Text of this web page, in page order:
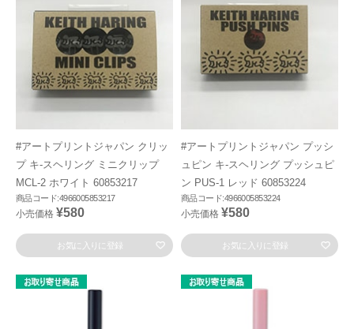
#アートプリントジャパン クリッ
プ キ-スヘリング ミニクリップ
MCL-2 ホワイト 60853217
商品コード:4966005853217
小売価格 ¥580
お気に入りに登録
#アートプリントジャパン プッシ
ュピン キ-スヘリング プッシュピ
ン PUS-1 レッド 60853224
商品コード:4966005853224
小売価格 ¥580
お気に入りに登録